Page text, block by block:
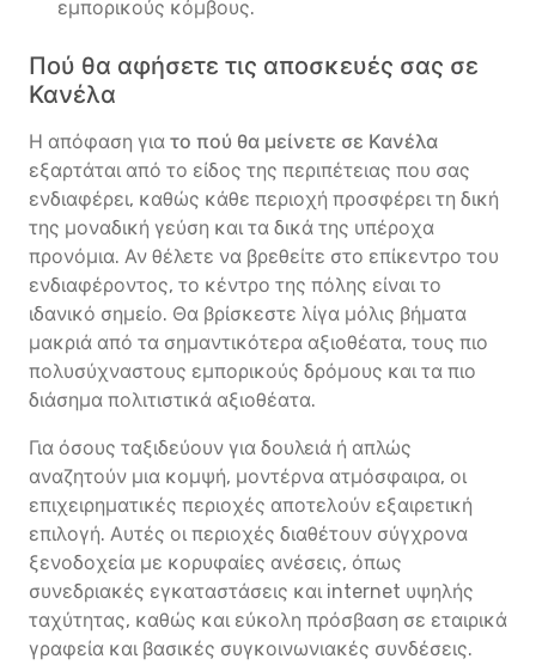
εμπορικούς κόμβους.
Πού θα αφήσετε τις αποσκευές σας σε
Κανέλα
Η απόφαση για το πού θα μείνετε σε Κανέλα
εξαρτάται από το είδος της περιπέτειας που σας
ενδιαφέρει, καθώς κάθε περιοχή προσφέρει τη δική
της μοναδική γεύση και τα δικά της υπέροχα
προνόμια. Αν θέλετε να βρεθείτε στο επίκεντρο του
ενδιαφέροντος, το κέντρο της πόλης είναι το
ιδανικό σημείο. Θα βρίσκεστε λίγα μόλις βήματα
μακριά από τα σημαντικότερα αξιοθέατα, τους πιο
πολυσύχναστους εμπορικούς δρόμους και τα πιο
διάσημα πολιτιστικά αξιοθέατα.
Για όσους ταξιδεύουν για δουλειά ή απλώς
αναζητούν μια κομψή, μοντέρνα ατμόσφαιρα, οι
επιχειρηματικές περιοχές αποτελούν εξαιρετική
επιλογή. Αυτές οι περιοχές διαθέτουν σύγχρονα
ξενοδοχεία με κορυφαίες ανέσεις, όπως
συνεδριακές εγκαταστάσεις και internet υψηλής
ταχύτητας, καθώς και εύκολη πρόσβαση σε εταιρικά
γραφεία και βασικές συγκοινωνιακές συνδέσεις.